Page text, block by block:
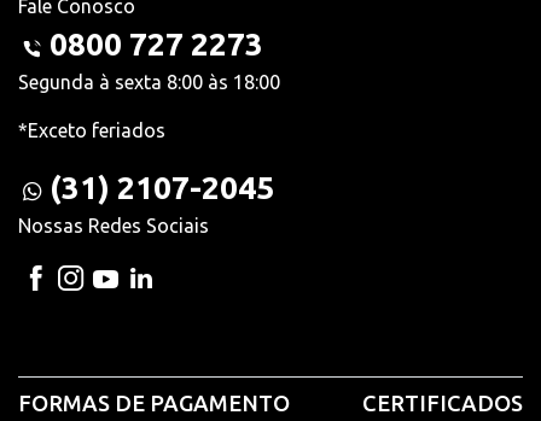
Fale Conosco
0800 727 2273
Segunda à sexta 8:00 às 18:00
*Exceto feriados
(31) 2107-2045
Nossas Redes Sociais
FORMAS DE PAGAMENTO CERTIFICADOS